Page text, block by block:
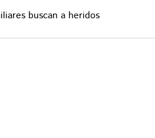
buscan a heridos